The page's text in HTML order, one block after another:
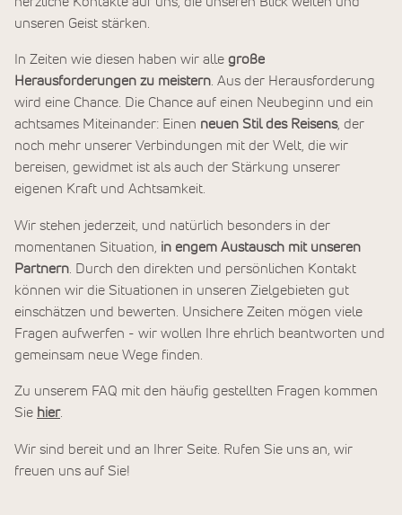
unseren Geist stärken.
In Zeiten wie diesen haben wir alle große
Herausforderungen zu meistern. Aus der Herausforderung
wird eine Chance. Die Chance auf einen Neubeginn und ein
achtsames Miteinander: Einen neuen Stil des Reisens, der
noch mehr unserer Verbindungen mit der Welt, die wir
bereisen, gewidmet ist als auch der Stärkung unserer
eigenen Kraft und Achtsamkeit.
Wir stehen jederzeit, und natürlich besonders in der
momentanen Situation, in engem Austausch mit unseren
Partnern . Durch den direkten und persönlichen Kontakt
können wir die Situationen in unseren Zielgebieten gut
einschätzen und bewerten. Unsichere Zeiten mögen viele
Fragen aufwerfen - wir wollen Ihre ehrlich beantworten und
gemeinsam neue Wege finden.
Zu unserem FAQ mit den häufig gestellten Fragen kommen
Sie hier.
Wir sind bereit und an Ihrer Seite. Rufen Sie uns an, wir
freuen uns auf Sie!